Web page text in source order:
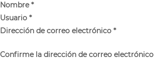
Nombre*
Usuario *
Dirección de correo electrónico *
Confirme la dirección de correo electrónico